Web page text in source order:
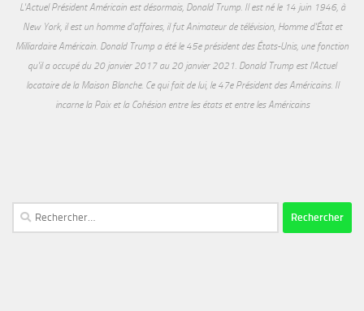
L'Actuel Président Américain est désormais, Donald Trump. Il est né le 14 juin 1946, à
New York, il est un homme d'affaires, il fut Animateur de télévision, Homme d'État et
Milliardaire Américain. Donald Trump a été le 45e président des États-Unis, une fonction
qu'il a occupé du 20 janvier 2017 au 20 janvier 2021. Donald Trump est l'Actuel
locataire de la Maison Blanche. Ce qui fait de lui, le 47e Président des Américains. Il
incarne la Paix et la Cohésion entre les états et entre les Américains
Rechercher :